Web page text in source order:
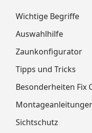
Wichtige Begriffe
Auswahlhilfe
Zaunkonfigurator
Tipps und Tricks
Besonderheiten Fix
Sichtschutz